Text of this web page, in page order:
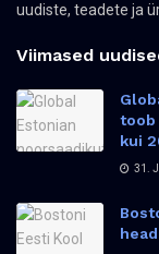
uudiste, teadete ja
Viimased
toob
kui
31.